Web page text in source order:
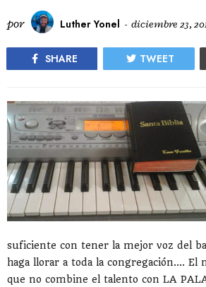
por Luther Yonel - diciembre 23,
SHARE TWEET
suficiente con tener la mejor voz del
haga llorar a toda la congregación.... El
que no combine el talento con LA